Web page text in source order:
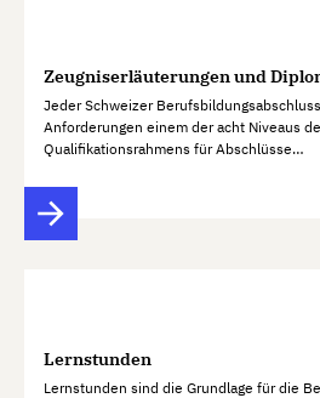
Zeugniserläuterungen und
Jeder Schweizer
Anforderungen einem der acht Niveaus
Qualifikationsrahmens für Abschlüsse…
Lernstunden
Lernstunden sind die Grundlage für die